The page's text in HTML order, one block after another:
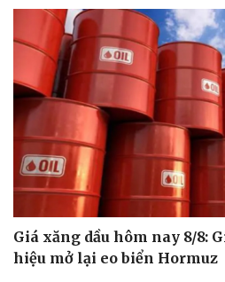
Giá xăng dầu hôm nay 8/8:
hiệu mở lại eo biển Hormuz